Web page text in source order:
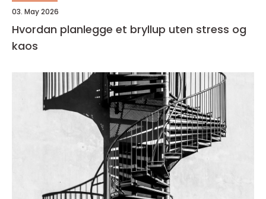
03. May 2026
Hvordan planlegge et bryllup uten stress og
kaos